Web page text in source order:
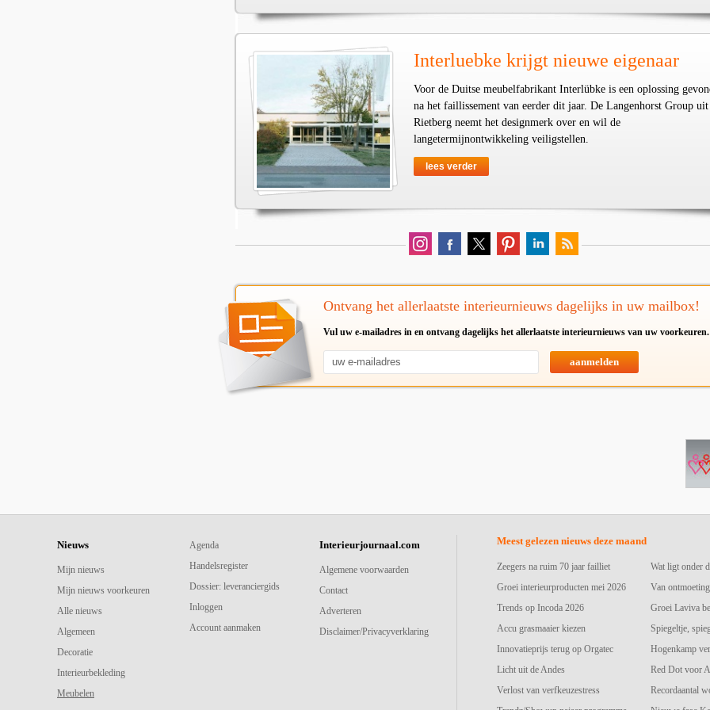
Interluebke krijgt nieuwe eigenaar
Voor de Duitse meubelfabrikant Interlübke is een oplossing
na het faillissement van eerder dit jaar. De Langenhorst Group uit
Rietberg neemt het designmerk over en wil de
langetermijnontwikkeling veiligstellen.
lees verder
Ontvang het allerlaatste interieurnieuws dagelijks in uw mailbox!
Vul uw e-mailadres in en ontvang dagelijks het allerlaatste interieurnieuws van uw voorkeuren.
aanmelden
Nieuws
Mijn nieuws
Mijn nieuws voorkeuren
Alle nieuws
Algemeen
Decoratie
Interieurbekleding
Meubelen
Agenda
Handelsregister
Dossier: leveranciergids
Inloggen
Account aanmaken
Interieurjournaal.com
Algemene voorwaarden
Contact
Adverteren
Disclaimer/Privacyverklaring
Meest gelezen nieuws deze maand
Zeegers na ruim 70 jaar failliet
Groei interieurproducten mei 2026
Trends op Incoda 2026
Accu grasmaaier kiezen
Innovatieprijs terug op Orgatec
Licht uit de Andes
Verlost van verfkeuzestress
Wat ligt onder
Van
Groei Laviva
Spiegeltje,
Hogenkamp
Red Dot voor
Recordaantal